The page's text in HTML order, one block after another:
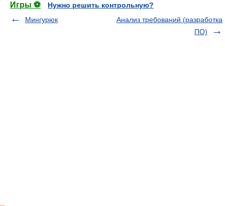
Игры ⚽
Нужно решить контрольную?
Мингурюк
Анализ требований (разработка
ПО)